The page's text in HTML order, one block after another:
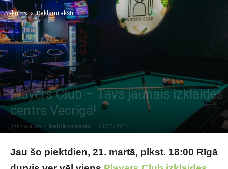
Sākums Reklāmraksti
Players Club – Tavs jaunais izklaides
centrs Vecrīgā!
Raksta autors Reklāmraksts - 21/03/2025
Jau šo piektdien, 21. martā, plkst. 18:00 Rīgā